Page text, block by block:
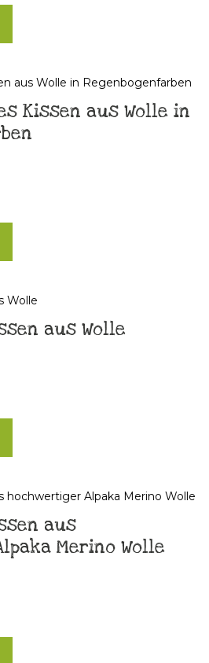
Kissen aus Wolle in
aus Wolle
aus
Merino Wolle